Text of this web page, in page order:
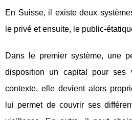
En Suisse, il existe deux
le privé et ensuite, le public-
Dans le premier système, une
disposition un capital pour ses
contexte, elle devient alors
lui permet de couvrir ses